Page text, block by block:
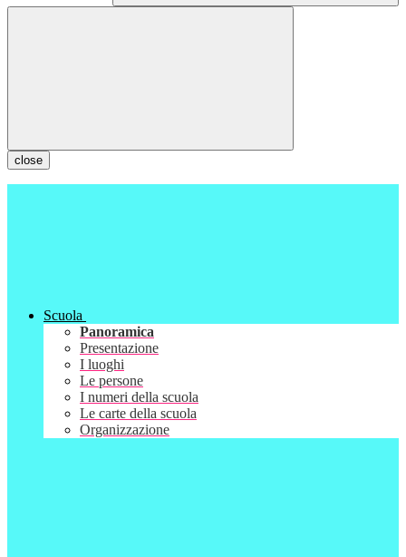
close
Scuola
Panoramica
Presentazione
I luoghi
Le persone
I numeri della scuola
Le carte della scuola
Organizzazione